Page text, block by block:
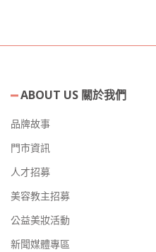
ABOUT US 關於我們
品牌故事
門市資訊
人才招募
美容教主招募
公益美妝活動
新聞媒體專區